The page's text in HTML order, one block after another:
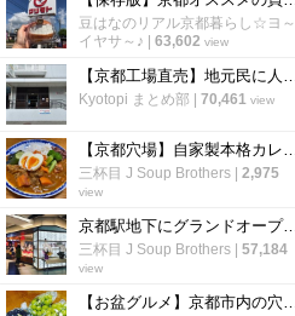
豆はなのリアル京都暮らし☆ヨ～
イヤサ～♪
63,602 view
【京都工場直売】地元民に人気！和菓子・洋菓子の
Kyotopi まとめ部 70,461 view
【京都穴場】自家製本格カレー作りの味方！四条大宮のイ
三杯目 J Soup Brothers| 2,975
view
京都駅地下にグランドオープン☆『できたて』テイクアウ
三杯目 J Soup Brothers| 57,184
view
【お盆グルメ】京都市内の穴場ぶどう名産地☆有名スイ